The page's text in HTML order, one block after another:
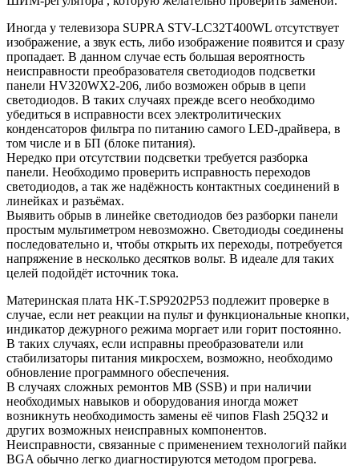
Иногда у телевизора SUPRA STV-LC32T400WL отсутствует
изображение, а звук есть, либо изображение появится и сразу
пропадает. В данном случае есть большая вероятность
неисправности преобразователя светодиодов подсветки
панели HV320WX2-206, либо возможен обрыв в цепи
светодиодов. В таких случаях прежде всего необходимо
убедиться в исправности всех электролитических
конденсаторов фильтра по питанию самого LED-драйвера, в
том числе и в БП (блоке питания).
Нередко при отсутствии подсветки требуется разборка
панели. Необходимо проверить исправность переходов
светодиодов, а так же надёжность контактных соединений в
линейках и разъёмах.
Выявить обрыв в линейке светодиодов без разборки панели
простым мультиметром невозможно. Светодиоды соединены
последовательно и, чтобы открыть их переходы, потребуется
напряжение в несколько десятков вольт. В идеале для таких
целей подойдёт источник тока.
Материнская плата HK-T.SP9202P53 подлежит проверке в
случае, если нет реакции на пульт и функциональные кнопки,
индикатор дежурного режима моргает или горит постоянно.
В таких случаях, если исправны преобразователи или
стабилизаторы питания микросхем, возможно, необходимо
обновление программного обеспечения.
В случаях сложных ремонтов MB (SSB) и при наличии
необходимых навыков и оборудования иногда может
возникнуть необходимость замены её чипов Flash 25Q32 и
других возможных неисправных компонентов.
Неисправности, связанные с применением технологий пайки
BGA обычно легко диагностируются методом прогрева.